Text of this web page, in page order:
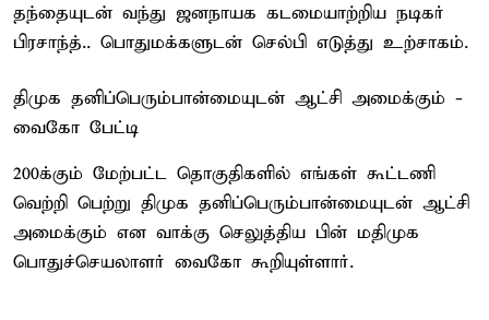
தந்தையுடன் வந்து ஜனநாயக கடமையாற்றிய நடிகர்
பிரசாந்த்.. பொதுமக்களுடன் செல்பி எடுத்து உற்சாகம்.
திமுக தனிப்பெரும்பான்மையுடன் ஆட்சி அமைக்கும் -
வைகோ பேட்டி
200க்கும் மேற்பட்ட தொகுதிகளில் எங்கள் கூட்டணி
வெற்றி பெற்று திமுக தனிப்பெரும்பான்மையுடன் ஆட்சி
அமைக்கும் என வாக்கு செலுத்திய பின் மதிமுக
பொதுச்செயலாளர் வைகோ கூறியுள்ளார்.